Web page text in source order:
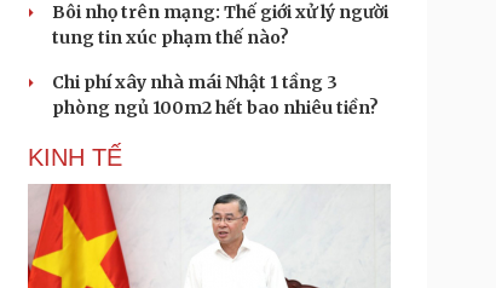
Bôi nhọ trên mạng: Thế giới xử lý người
tung tin xúc phạm thế nào?
Chi phí xây nhà mái Nhật 1 tầng 3
phòng ngủ 100m2 hết bao nhiêu tiền?
KINH TẾ